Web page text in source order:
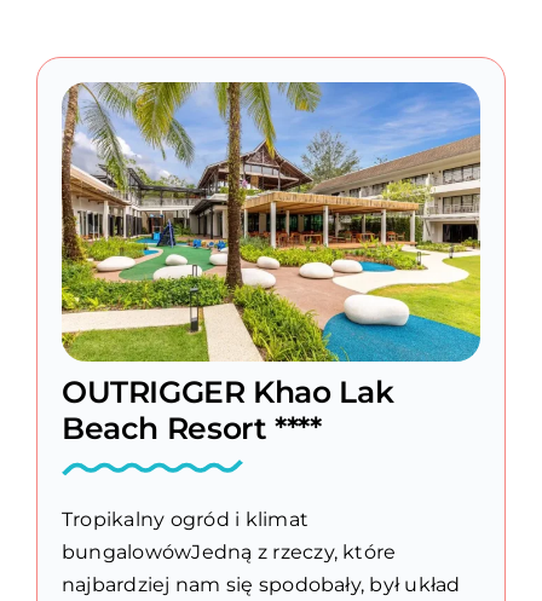
OUTRIGGER Khao Lak
Beach Resort ****
Tropikalny ogród i klimat
bungalowówJedną z rzeczy, które
najbardziej nam się spodobały, był układ